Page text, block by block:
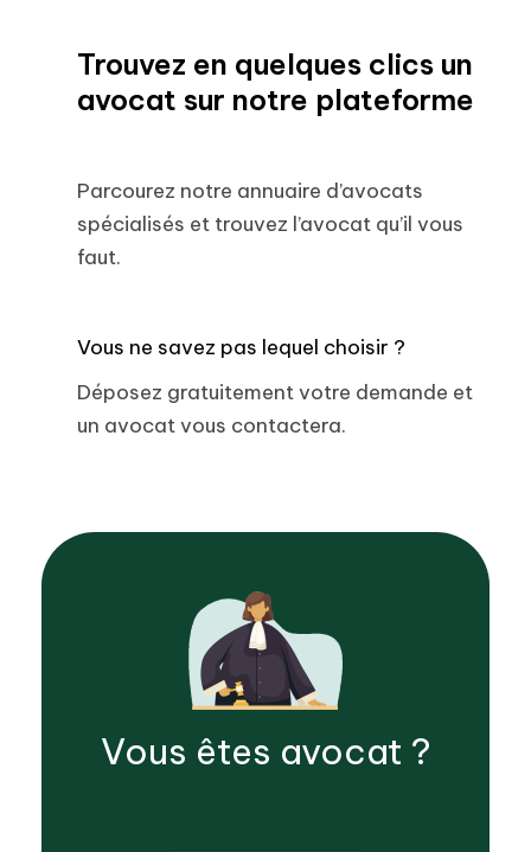
Trouvez en quelques clics un
avocat sur notre plateforme
Parcourez notre annuaire d’avocats
spécialisés et trouvez l’avocat qu’il vous
faut.
Vous ne savez pas lequel choisir ?
Déposez gratuitement votre demande et
un avocat vous contactera.
Vous êtes avocat ?